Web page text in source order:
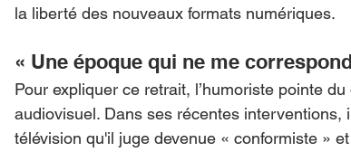
la liberté des nouveaux formats numériques.
« Une époque qui ne me
Pour expliquer ce retrait, l’humoriste pointe
audiovisuel. Dans ses récentes
télévision qu'il juge devenue « conformiste »